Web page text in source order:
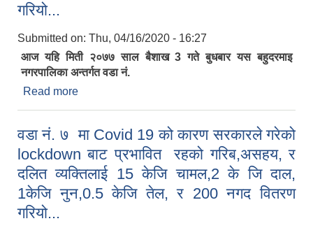
गरियो...
Submitted on: Thu, 04/16/2020 - 16:27
आज यहि मिती २०७७ साल बैशाख 3 गते बुधबार यस बहुदरमाइ
नगरपालिका अन्तर्गत वडा नं.
Read more
केजि तेल, र 200 नगद वितरण गरियो...
वडा नं. ७ मा Covid 19 को कारण सरकारले गरेको
lockdown बाट प्रभावित रहको गरिब,असहय, र
दलित व्यक्तिलाई 15 केजि चामल,2 के जि दाल,
1केजि नुन,0.5 केजि तेल, र 200 नगद वितरण
गरियो...